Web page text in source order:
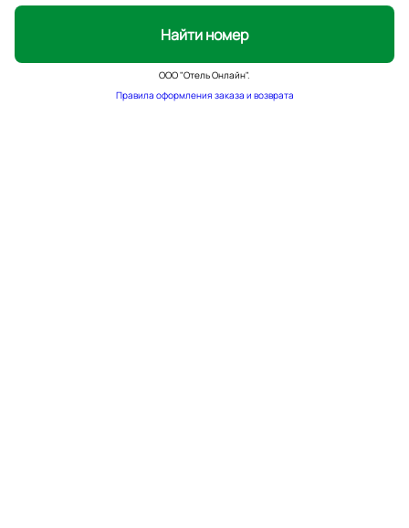
Найти номер
ООО "Отель Онлайн".
Правила оформления заказа и возврата